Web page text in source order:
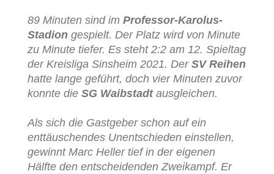
89 Minuten sind im Professor-Karolus-
Stadion gespielt. Der Platz wird von Minute
zu Minute tiefer. Es steht 2:2 am 12. Spieltag
der Kreisliga Sinsheim 2021. Der SV Reihen
hatte lange geführt, doch vier Minuten zuvor
konnte die SG Waibstadtausgleichen.
Als sich die Gastgeber schon auf ein
enttäuschendes Unentschieden einstellen,
gewinnt Marc Heller tief in der eigenen
Hälfte den entscheidenden Zweikampf. Er